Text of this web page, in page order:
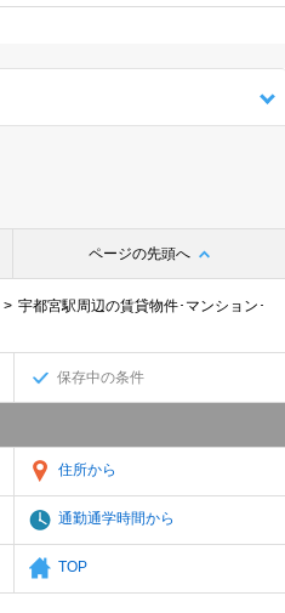
ページの先頭へ
宇都宮駅周辺の賃貸物件･マンション･
保存中の条件
住所から
通勤通学時間から
TOP